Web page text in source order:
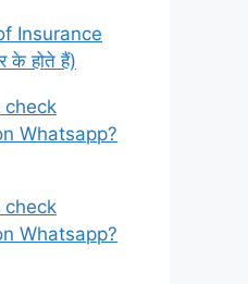
Insurance
के होते हैं)
check
Whatsapp?
check
Whatsapp?